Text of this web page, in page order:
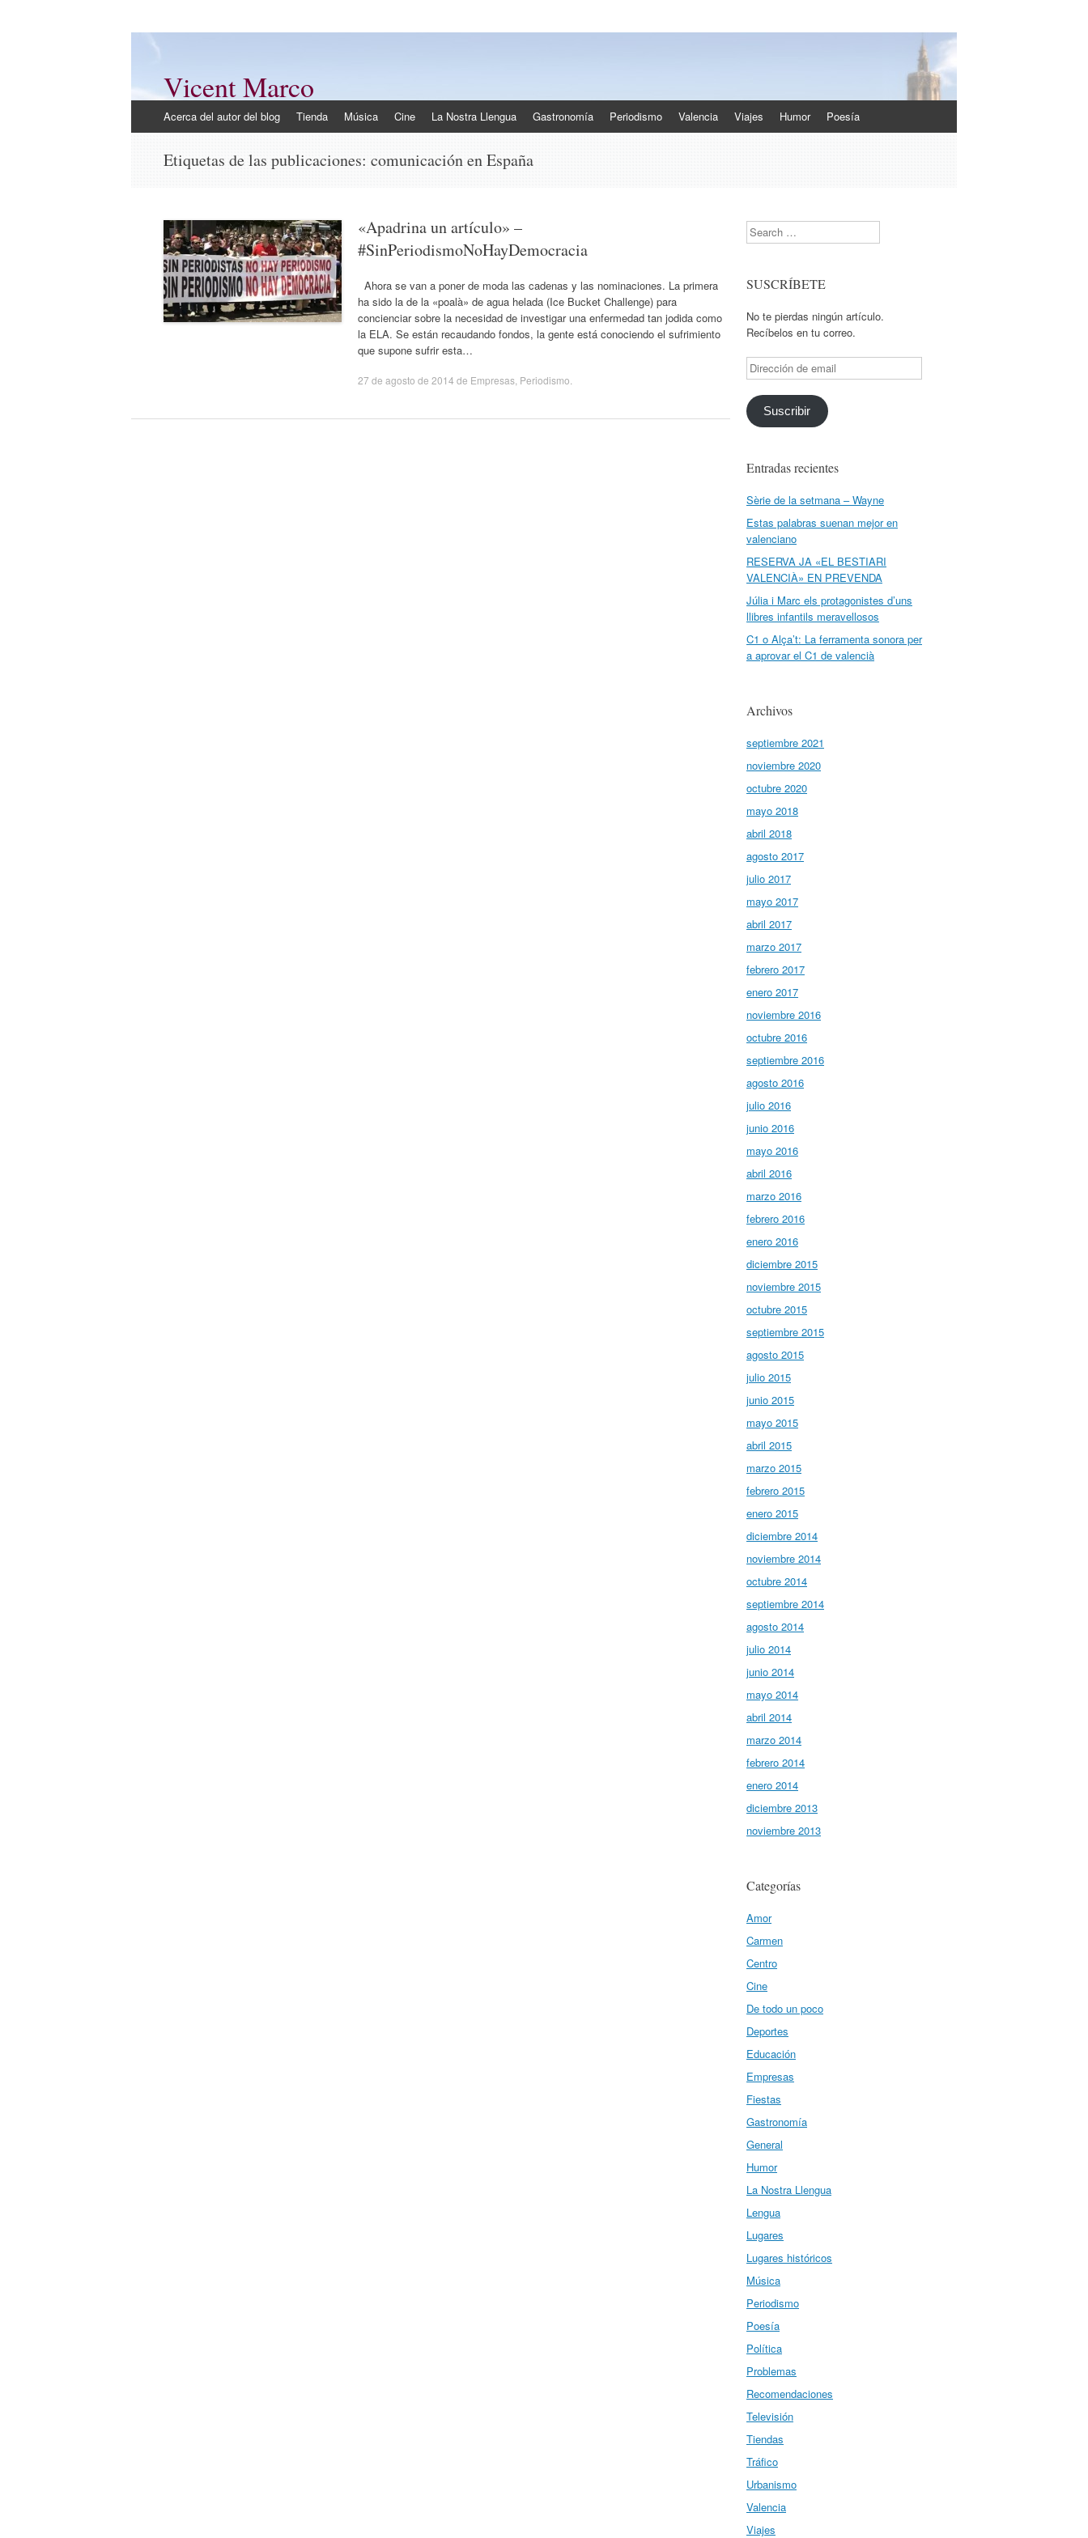
Vicent Marco
al
Acerca del autor del blog Tienda Música Cine La Nostra Llengua Gastronomía Periodismo Valencia Viajes Humor Poesía
Etiquetas de las publicaciones: comunicación en España
«Apadrina un artículo» –
#SinPeriodismoNoHayDemocracia
Ahora se van a poner de moda las cadenas y las nominaciones. La primera
ha sido la de la «poalà» de agua helada (Ice Bucket Challenge) para
concienciar sobre la necesidad de investigar una enfermedad tan jodida como
la ELA. Se están recaudando fondos, la gente está conociendo el sufrimiento
que supone sufrir esta…
27 de agosto de 2014 de Empresas Periodismo
Search
SUSCRÍBETE
No te pierdas ningún artículo.
Recíbelos en tu correo.
Dirección
de
email
Suscribir
Entradas recientes
Sèrie de la setmana – Wayne
Estas palabras suenan mejor en
valenciano
RESERVA JA «EL BESTIARI
VALENCIÀ» EN PREVENDA
Júlia i Marc els protagonistes d’uns
llibres infantils meravellosos
C1 o Alça’t: La ferramenta sonora per
a aprovar el C1 de valencià
Archivos
septiembre 2021
noviembre 2020
octubre 2020
mayo 2018
abril 2018
agosto 2017
julio 2017
mayo 2017
abril 2017
marzo 2017
febrero 2017
enero 2017
noviembre 2016
octubre 2016
septiembre 2016
agosto 2016
julio 2016
junio 2016
mayo 2016
abril 2016
marzo 2016
febrero 2016
enero 2016
diciembre 2015
noviembre 2015
octubre 2015
septiembre 2015
agosto 2015
julio 2015
junio 2015
mayo 2015
abril 2015
marzo 2015
febrero 2015
enero 2015
diciembre 2014
noviembre 2014
octubre 2014
septiembre 2014
agosto 2014
julio 2014
junio 2014
mayo 2014
abril 2014
marzo 2014
febrero 2014
enero 2014
diciembre 2013
noviembre 2013
Categorías
Amor
Carmen
Centro
Cine
De todo un poco
Deportes
Educación
Empresas
Fiestas
Gastronomía
General
Humor
La Nostra Llengua
Lengua
Lugares
Lugares históricos
Música
Periodismo
Poesía
Política
Problemas
Recomendaciones
Televisión
Tiendas
Tráfico
Urbanismo
Valencia
Viajes